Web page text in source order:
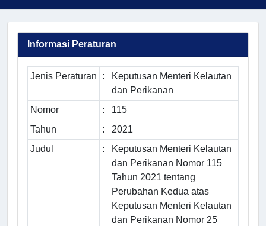
Informasi Peraturan
Jenis Peraturan :
Keputusan Menteri Kelautan
dan Perikanan
Nomor
:
115
Tahun
:
2021
Judul
:
Keputusan Menteri Kelautan
dan Perikanan Nomor 115
Tahun 2021 tentang
Perubahan Kedua atas
Keputusan Menteri Kelautan
dan Perikanan Nomor 25